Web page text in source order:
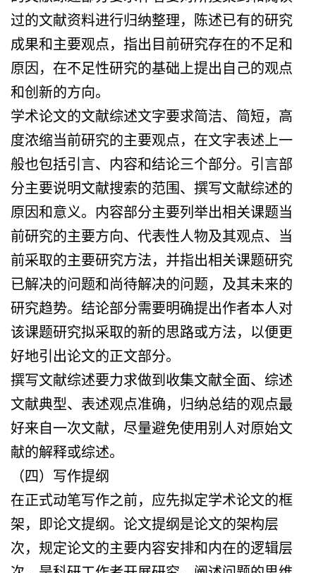
过的文献资料进行归纳整理，陈述已有的研究
成果和主要观点，指出目前研究存在的不足和
原因，在不足性研究的基础上提出自己的观点
和创新的方向。
学术论文的文献综述文字要求简洁、简短，高
度浓缩当前研究的主要观点，在文字表述上一
般也包括引言、内容和结论三个部分。引言部
分主要说明文献搜索的范围、撰写文献综述的
原因和意义。内容部分主要列举出相关课题当
前研究的主要方向、代表性人物及其观点、当
前采取的主要研究方法，并指出相关课题研究
已解决的问题和尚待解决的问题，及其未来的
研究趋势。结论部分需要明确提出作者本人对
该课题研究拟采取的新的思路或方法，以便更
好地引出论文的正文部分。
撰写文献综述要力求做到收集文献全面、综述
文献典型、表述观点准确，归纳总结的观点最
好来自一次文献，尽量避免使用别人对原始文
献的解释或综述。
（四）写作提纲
在正式动笔写作之前，应先拟定学术论文的框
架，即论文提纲。论文提纲是论文的架构层
次，规定论文的主要内容安排和内在的逻辑层